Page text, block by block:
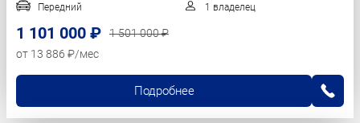
Передний
1 владелец
1 101 000 ₽
1 501 000 ₽
от 13 886 ₽/мес
Подробнее